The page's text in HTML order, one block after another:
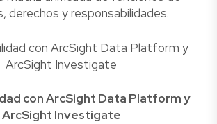
derechos y responsabilidades.
con ArcSight Data Platform y
ArcSight Investigate